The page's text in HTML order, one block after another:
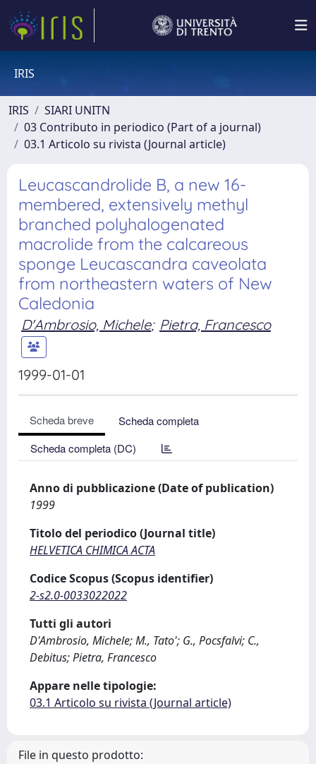
IRIS
IRIS
SIARI UNITN
03 Contributo in periodico (Part of a journal)
03.1 Articolo su rivista (Journal article)
Leucascandrolide B, a new 16-
membered, extensively methyl
branched polyhalogenated
macrolide from the calcareous
sponge Leucascandra caveolata
from northeastern waters of New
Caledonia
D'Ambrosio, Michele; Pietra, Francesco
1999-01-01
Scheda breve
Scheda completa
Scheda completa (DC)
Anno di pubblicazione (Date of publication)
1999
Titolo del periodico (Journal title)
HELVETICA CHIMICA ACTA
Codice Scopus (Scopus identifier)
2-s2.0-0033022022
Tutti gli autori
D'Ambrosio, Michele; M., Tato'; G., Pocsfalvi; C.,
Debitus; Pietra, Francesco
Appare nelle tipologie:
03.1 Articolo su rivista (Journal article)
File in questo prodotto: